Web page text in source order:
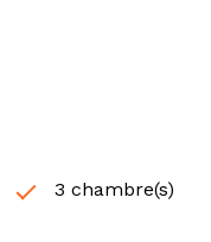
3 chambre(s)